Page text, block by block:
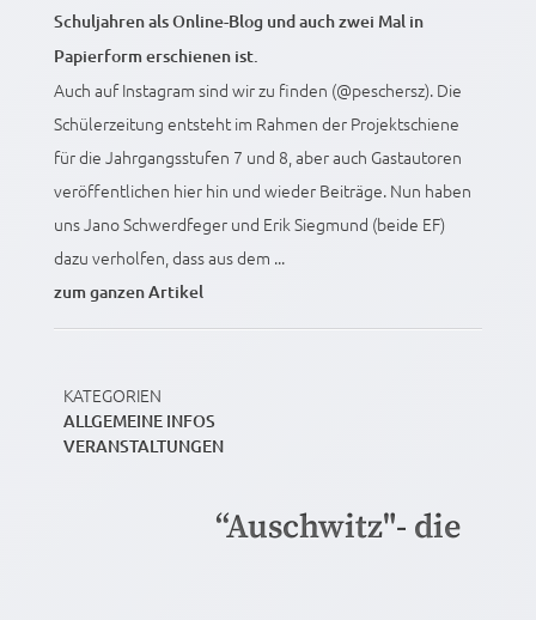
Schuljahren als Online-Blog und auch zwei Mal in
Papierform erschienen ist.
Auch auf Instagram sind wir zu finden (@peschersz). Die
Schülerzeitung entsteht im Rahmen der Projektschiene
für die Jahrgangsstufen 7 und 8, aber auch Gastautoren
veröffentlichen hier hin und wieder Beiträge. Nun haben
uns Jano Schwerdfeger und Erik Siegmund (beide EF)
dazu verholfen, dass aus dem ...
zum ganzen Artikel
KATEGORIEN
ALLGEMEINE INFOS
VERANSTALTUNGEN
“Auschwitz"- die